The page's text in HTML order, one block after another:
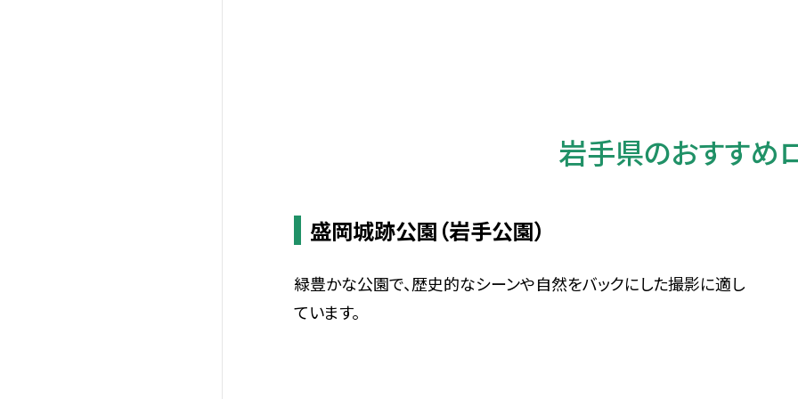
岩手県のおすすめ
盛岡城跡公園（岩手公園）
緑豊かな公園で、歴史的なシーンや自然をバックにした撮影に適し
ています。